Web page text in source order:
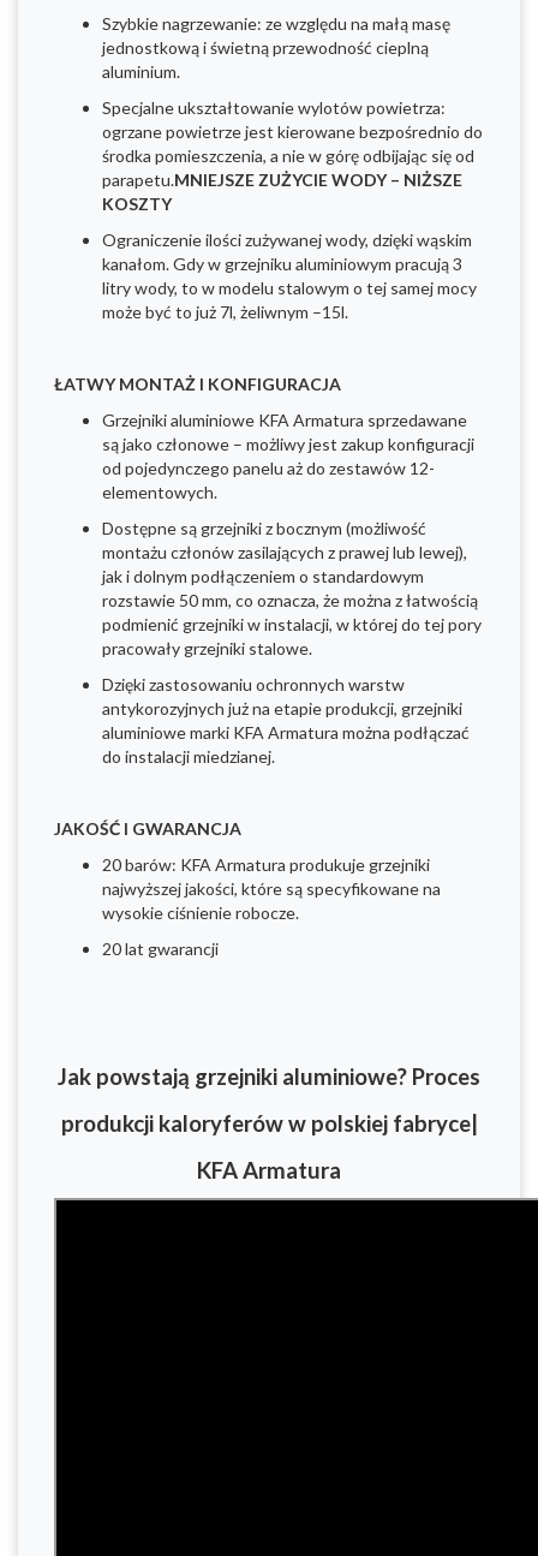
Szybkie nagrzewanie: ze względu na małą masę
jednostkową i świetną przewodność cieplną
aluminium.
Specjalne ukształtowanie wylotów powietrza:
ogrzane powietrze jest kierowane bezpośrednio do
środka pomieszczenia, a nie w górę odbijając się od
parapetu.MNIEJSZE ZUŻYCIE WODY – NIŻSZE
KOSZTY
Ograniczenie ilości zużywanej wody, dzięki wąskim
kanałom. Gdy w grzejniku aluminiowym pracują 3
litry wody, to w modelu stalowym o tej samej mocy
może być to już 7l, żeliwnym –15l.
ŁATWY MONTAŻ I KONFIGURACJA
Grzejniki aluminiowe KFA Armatura sprzedawane
są jako członowe – możliwy jest zakup konfiguracji
od pojedynczego panelu aż do zestawów 12-
elementowych.
Dostępne są grzejniki z bocznym (możliwość
montażu członów zasilających z prawej lub lewej),
jak i dolnym podłączeniem o standardowym
rozstawie 50 mm, co oznacza, że można z łatwością
podmienić grzejniki w instalacji, w której do tej pory
pracowały grzejniki stalowe.
Dzięki zastosowaniu ochronnych warstw
antykorozyjnych już na etapie produkcji, grzejniki
aluminiowe marki KFA Armatura można podłączać
do instalacji miedzianej.
JAKOŚĆ I GWARANCJA
20 barów: KFA Armatura produkuje grzejniki
najwyższej jakości, które są specyfikowane na
wysokie ciśnienie robocze.
20 lat gwarancji
Jak powstają grzejniki aluminiowe? Proces
produkcji kaloryferów w polskiej fabryce|
KFA Armatura